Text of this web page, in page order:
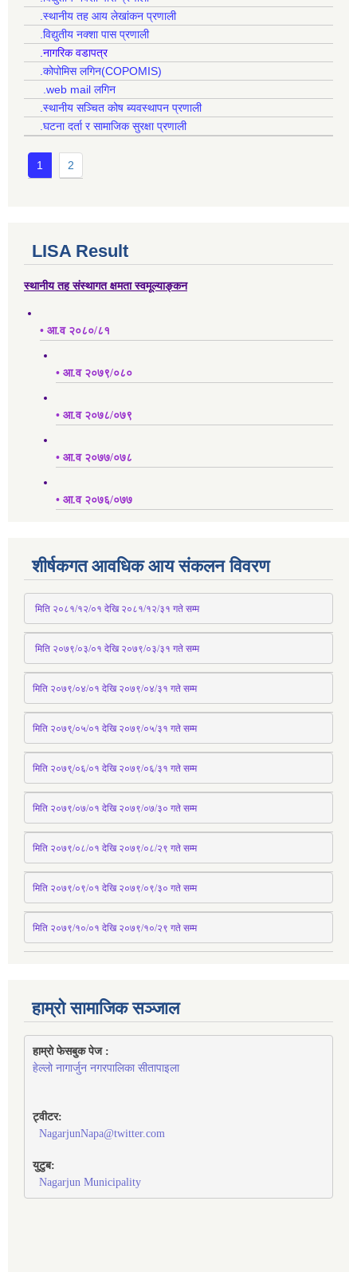
.स्थानीय तह आय लेखांकन प्रणाली
.विद्युतीय नक्शा पास प्रणाली
.नागरिक वडापत्र
.कोपोमिस लगिन(COPOMIS)
.web mail लगिन
.स्थानीय सञ्चित कोष ब्यवस्थापन प्रणाली
.घटना दर्ता र सामाजिक सुरक्षा प्रणाली
1 2
LISA Result
स्थानीय तह संस्थागत क्षमता स्वमूल्याङ्कन
• आ.व २०८०/८१
• आ.व २०७९/०८०
• आ.व २०७८/०७९
• आ.व २०७७/०७८
• आ.व २०७६/०७७
शीर्षकगत आवधिक आय संकलन विवरण
मिति २०८१/१२/०१ देखि २०८१/१२/३१ गते सम्म
मिति २०७९/०३/०१ देखि २०७९/०३/३१ गते सम्म
मिति २०७९/०४/०१ देखि २०७९/०४/३१ गते सम्म
मिति २०७९्/०५/०१ देखि २०७९/०५/३१ गते सम्म
मिति २०७९्/०६/०१ देखि २०७९/०६/३१ गते सम्म
मिति २०७९/०७/०१ देखि २०७९/०७/३० गते सम्म
मिति २०७९/०८/०१ देखि २०७९/०८/२९ गते सम्म
मिति २०७९/०९/०१ देखि २०७९/०९/३० गते सम्म
मिति २०७९/१०/०१ देखि २०७९/१०/२९ गते सम्म
हाम्रो सामाजिक सञ्जाल
हाम्रो फेसबुक पेज :
हेल्लो नागार्जुन नगरपालिका सीतापाइला
ट्वीटर:
NagarjunNapa@twitter.com
युटुब:
Nagarjun Municipality